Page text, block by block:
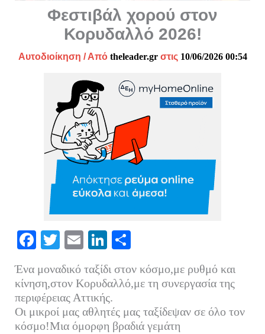
Φεστιβάλ χορού στον
Κορυδαλλό 2026!
Αυτοδιοίκηση / Από theleader.gr στις 10/06/2026 00:54
Fa
bo
ok
T
wi
tte
r
E
m
ail
Li
nk
ed
In
ρ
α
στ
Ένα μοναδικό ταξίδι στον κόσμο,με ρυθμό και
κίνηση,στον Κορυδαλλό,με τη συνεργασία της
περιφέρειας Αττικής.
Οι μικροί μας αθλητές μας ταξίδεψαν σε όλο τον
κόσμο!Μια όμορφη βραδιά γεμάτη